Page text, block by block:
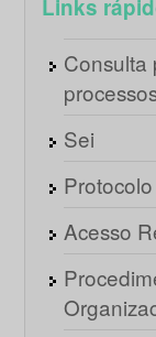
Links
Consulta
Sei
Acesso